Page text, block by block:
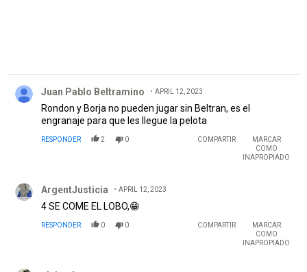
Juan Pablo Beltramino APRIL 12, 2023
Rondon y Borja no pueden jugar sin Beltran, es el
engranaje para que les llegue la pelota
RESPONDER 2 0 COMPARTIR
MARCAR
COMO
INAPROPIADO
ArgentJusticia APRIL 12, 2023
4 SE COME EL LOBO,😁
RESPONDER 0 0 COMPARTIR
MARCAR
COMO
INAPROPIADO